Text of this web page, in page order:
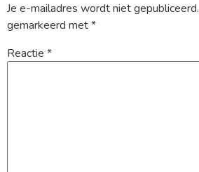
Je e-mailadres wordt niet gepubliceerd.
gemarkeerd met*
Reactie *